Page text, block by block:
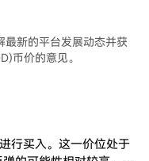
最新的平台发展动态并获
币价的意见。
行买入。这一价位处于